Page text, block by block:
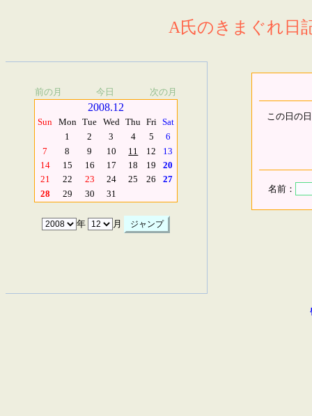
A氏のきまぐれ日
前の月 今日 次の月
2008.12
Sun Mon Tue Wed Thu Fri Sat
1
2 3 4 5
6
7
8 9 10 11 12
13
14
15 16 17 18 19
20
21
22 23 24 25 26
27
28
29 30 31
年 月
この日の
名前：